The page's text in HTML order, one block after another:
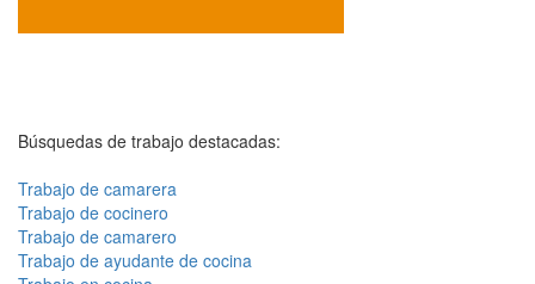
Búsquedas de trabajo destacadas:
Trabajo de camarera
Trabajo de cocinero
Trabajo de camarero
Trabajo de ayudante de cocina